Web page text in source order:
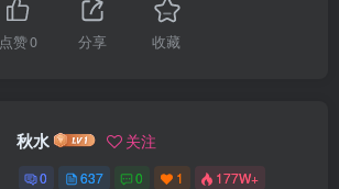
点赞0 分享 收藏
秋水 关注
0 637 0 1 177W+